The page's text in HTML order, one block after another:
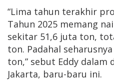
“Lima tahun terakhir
Tahun 2025 memang
sekitar 51,6 juta ton,
ton. Padahal
ton,” sebut Eddy
Jakarta, baru-baru ini.